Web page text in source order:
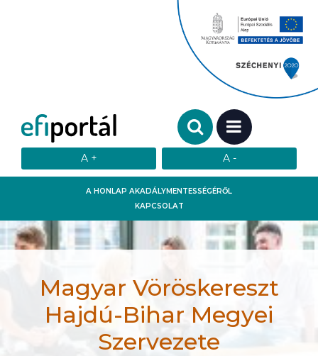
A HONLAP AKADÁLYMENTESSÉGÉRŐL
KAPCSOLAT
Keresendő szó:
MENÜ
Magyar Vöröskereszt
Hajdú-Bihar Megyei
Szervezete